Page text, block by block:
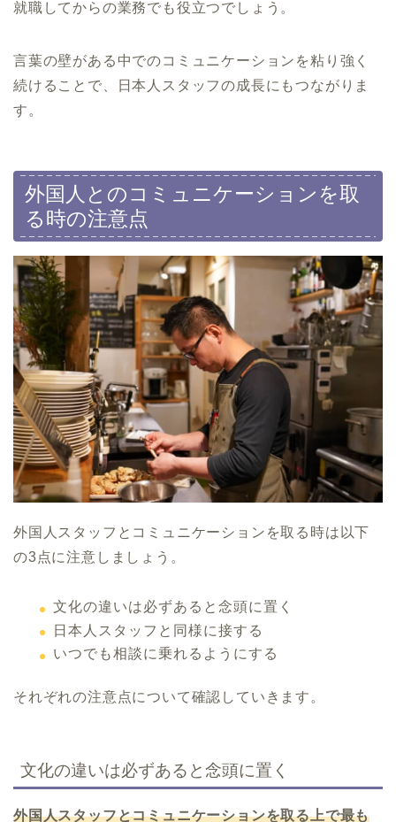
就職してからの業務でも役立つでしょう。
言葉の壁がある中でのコミュニケーションを粘り強く
続けることで、日本人スタッフの成長にもつながりま
す。
外国人とのコミュニケーションを取
る時の注意点
外国人スタッフとコミュニケーションを取る時は以下
の3点に注意しましょう。
文化の違いは必ずあると念頭に置く
日本人スタッフと同様に接する
いつでも相談に乗れるようにする
それぞれの注意点について確認していきます。
文化の違いは必ずあると念頭に置く
外国人スタッフとコミュニケーションを取る上で最も